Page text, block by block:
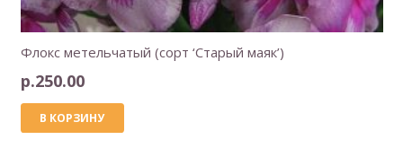
Флокс метельчатый (сорт ‘Старый маяк’)
р.250.00
В КОРЗИНУ